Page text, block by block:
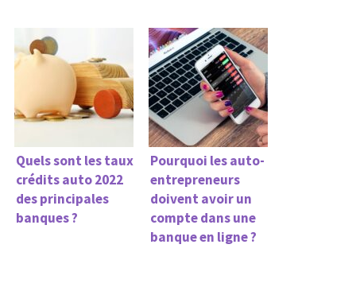
Quels sont les taux
crédits auto 2022
des principales
banques ?
Pourquoi les auto-
entrepreneurs
doivent avoir un
compte dans une
banque en ligne ?